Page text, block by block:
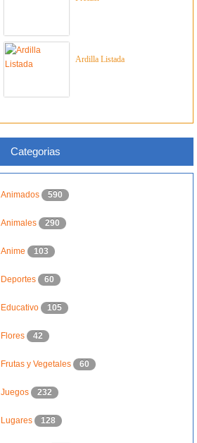
Ardilla Listada
Categorias
Animados 590
Animales 290
Anime 103
Deportes 60
Educativo 105
Flores 42
Frutas y Vegetales 60
Juegos 232
Lugares 128